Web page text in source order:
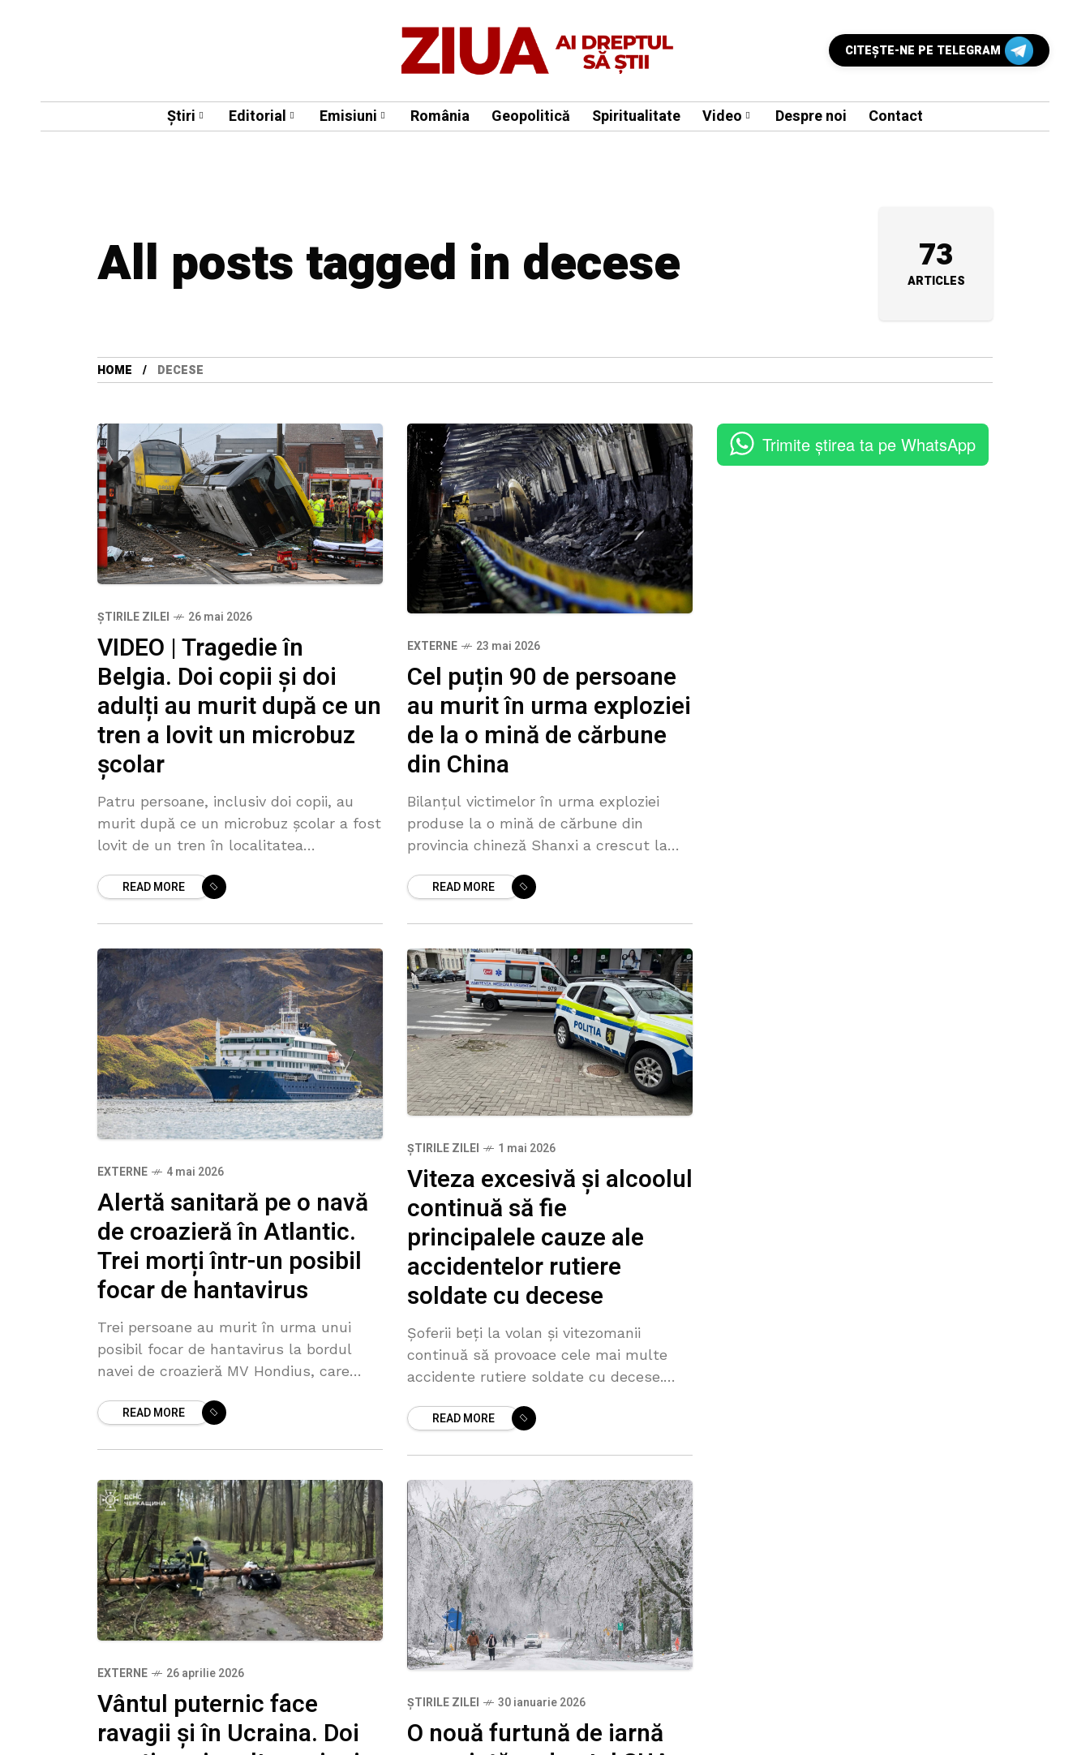
CITEŞTE-NE PE TELEGRAM
Știri Editorial Emisiuni România Geopolitică Spiritualitate Video Despre noi Contact
All posts tagged in decese 73
ARTICLES
HOME DECESE
ȘTIRILE ZILEI 26 mai 2026
VIDEO | Tragedie în
Belgia. Doi copii și doi
adulți au murit după ce un
tren a lovit un microbuz
școlar
Patru persoane, inclusiv doi copii, au
murit după ce un microbuz școlar a fost
lovit de un tren în localitatea
Est, Belgia. Accidentul s-a produs
READ MORE
EXTERNE 23 mai 2026
Cel puțin 90 de persoane
au murit în urma exploziei
de la o mină de cărbune
din China
Bilanțul victimelor în urma exploziei
produse la o mină de cărbune din
provincia chineză Shanxi a crescut la
sâmbătă autoritățile chineze, citate de
READ MORE
EXTERNE 4 mai 2026
Alertă sanitară pe o navă
de croazieră în Atlantic.
Trei morți într-un posibil
focar de hantavirus
Trei persoane au murit în urma unui
posibil focar de hantavirus la bordul
navei de croazieră MV Hondius, care
Organizației Mondiale a Sănătății. OMS a
READ MORE
ȘTIRILE ZILEI 1 mai 2026
Viteza excesivă și alcoolul
continuă să fie
principalele cauze ale
accidentelor rutiere
soldate cu decese
Șoferii beți la volan și vitezomanii
continuă să provoace cele mai multe
accidente rutiere soldate cu decese.
victimelor în urma tragediilor pe șosele
READ MORE
EXTERNE 26 aprilie 2026
Vântul puternic face
ravagii și în Ucraina. Doi
ȘTIRILE ZILEI 30 ianuarie 2026
O nouă furtună de iarnă
Trimite știrea ta pe WhatsApp